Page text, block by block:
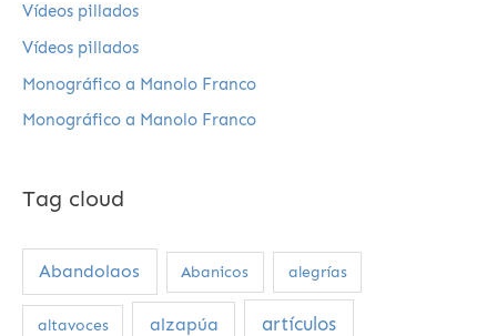
Vídeos pillados
Vídeos pillados
Monográfico a Manolo Franco
Monográfico a Manolo Franco
Tag cloud
Abandolaos Abanicos alegrías
altavoces alzapúa artículos